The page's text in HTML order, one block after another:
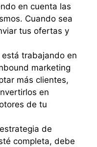
en cuenta las
Cuando sea
tus ofertas y
está trabajando en
marketing
más clientes,
en
de tu
de
completa, debe